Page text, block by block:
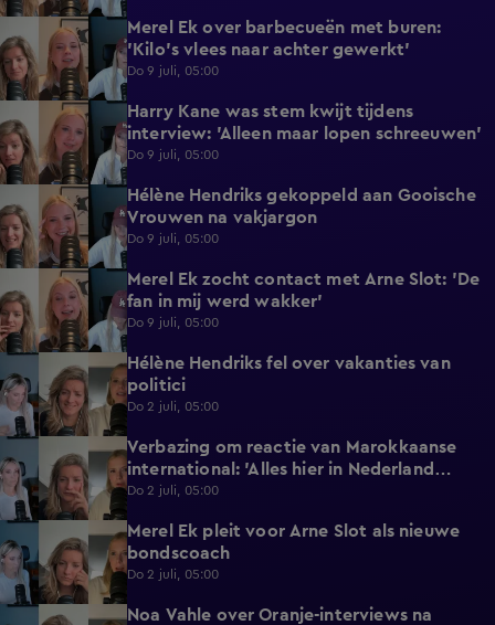
Merel Ek over barbecueën met buren:
'Kilo's vlees naar achter gewerkt'
Do 9 juli, 05:00
Harry Kane was stem kwijt tijdens
interview: 'Alleen maar lopen schreeuwen'
Do 9 juli, 05:00
Hélène Hendriks gekoppeld aan Gooische
Vrouwen na vakjargon
Do 9 juli, 05:00
Merel Ek zocht contact met Arne Slot: 'De
fan in mij werd wakker'
Do 9 juli, 05:00
Hélène Hendriks fel over vakanties van
politici
Do 2 juli, 05:00
Verbazing om reactie van Marokkaanse
international: 'Alles hier in Nederland
gedaan'
Do 2 juli, 05:00
Merel Ek pleit voor Arne Slot als nieuwe
bondscoach
Do 2 juli, 05:00
Noa Vahle over Oranje-interviews na